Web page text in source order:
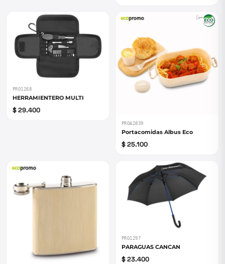
PRO1268
HERRAMIENTERO MULTI
$ 29.400
PROA2839
Portacomidas Albus Eco
$ 25.100
PRO1297
PARAGUAS CANCAN
$ 23.400